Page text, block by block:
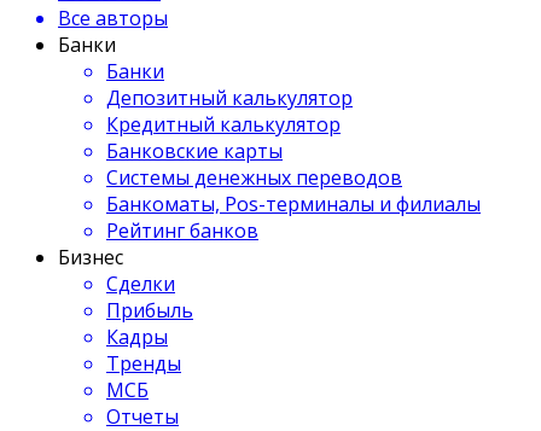
Все авторы
Банки
Банки
Депозитный калькулятор
Кредитный калькулятор
Банковские карты
Системы денежных переводов
Банкоматы, Pos-терминалы и филиалы
Рейтинг банков
Бизнес
Сделки
Прибыль
Кадры
Тренды
МСБ
Отчеты